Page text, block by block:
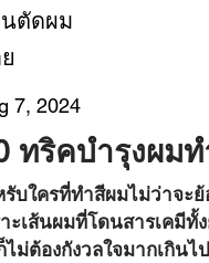
ตัดผม
7, 2024
ทริคบำรุงผม
รับใครที่ทำสีผมไม่ว่าจะ
าะเส้นผมที่โดนสารเคมีทั้
ไม่ต้องกังวลใจมากเกิน